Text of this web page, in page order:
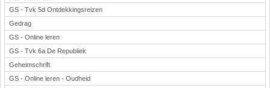
GS - Tvk 5d Ontdekkingsreizen
Gedrag
GS - Online leren
GS - Tvk 6a De Republiek
Geheimschrift
GS - Online leren - Oudheid